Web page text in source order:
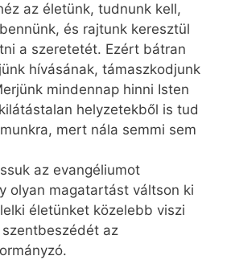
az életünk, tudnunk kell,
és rajtunk keresztül
a szeretetét. Ezért bátran
hívásának, támaszkodjunk
mindennap hinni Isten
helyzetekből is tud
mert nála semmi sem
az evangéliumot
olyan magatartást váltson ki
életünket közelebb viszi
az